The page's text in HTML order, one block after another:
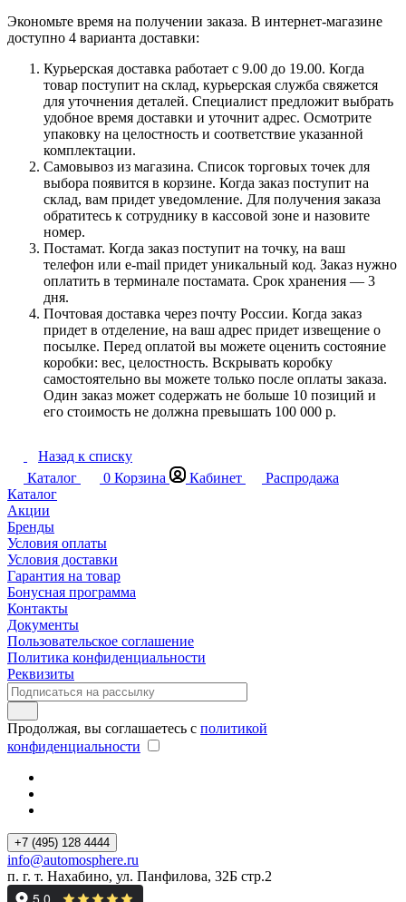
Экономьте время на получении заказа. В интернет-магазине
доступно 4 варианта доставки:
Курьерская доставка работает с 9.00 до 19.00. Когда
товар поступит на склад, курьерская служба свяжется
для уточнения деталей. Специалист предложит выбрать
удобное время доставки и уточнит адрес. Осмотрите
упаковку на целостность и соответствие указанной
комплектации.
Самовывоз из магазина. Список торговых точек для
выбора появится в корзине. Когда заказ поступит на
склад, вам придет уведомление. Для получения заказа
обратитесь к сотруднику в кассовой зоне и назовите
номер.
Постамат. Когда заказ поступит на точку, на ваш
телефон или e-mail придет уникальный код. Заказ нужно
оплатить в терминале постамата. Срок хранения — 3
дня.
Почтовая доставка через почту России. Когда заказ
придет в отделение, на ваш адрес придет извещение о
посылке. Перед оплатой вы можете оценить состояние
коробки: вес, целостность. Вскрывать коробку
самостоятельно вы можете только после оплаты заказа.
Один заказ может содержать не больше 10 позиций и
его стоимость не должна превышать 100 000 р.
Назад к списку
Каталог
0 Корзина Кабинет
Распродажа
Каталог
Акции
Бренды
Условия оплаты
Условия доставки
Гарантия на товар
Бонусная программа
Контакты
Документы
Пользовательское соглашение
Политика конфиденциальности
Реквизиты
Продолжая, вы соглашаетесь с политикой
конфиденциальности
+7 (495) 128 4444
info@automosphere.ru
п. г. т. Нахабино, ул. Панфилова, 32Б стр.2